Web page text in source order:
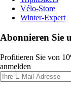
Vélo-Store
Winter-Expert
Abonnieren Sie
Profitieren Sie von
anmelden